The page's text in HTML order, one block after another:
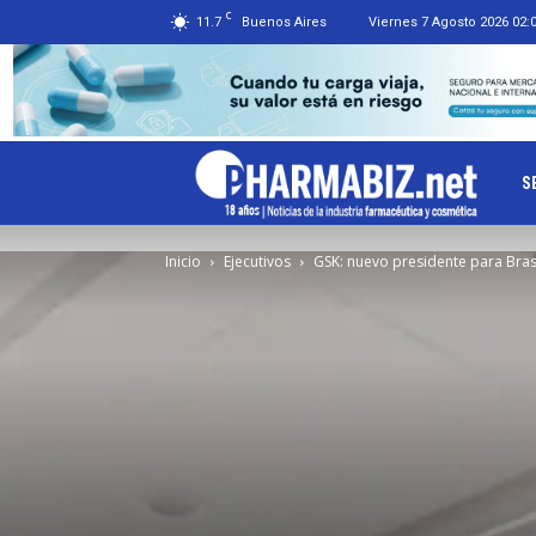
11.7 C Buenos Aires Viernes 7 Agosto 2026
Inicio Ejecutivos GSK: nuevo presidente para